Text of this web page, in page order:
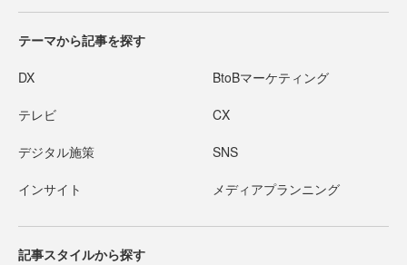
テーマから記事を探す
DX BtoBマーケティング
テレビ CX
デジタル施策 SNS
インサイト メディアプランニング
記事スタイルから探す